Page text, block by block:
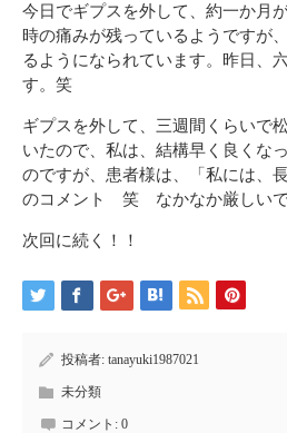
今日でギプスを外して、約一か月
時の痛みが残っているようですが
るようになられています。昨日、
す。笑
ギプスを外して、三週間くらいで
いたので、私は、結構早く良くな
のですが、患者様は、「私には、
のコメント 笑 なかなか厳しいで
次回に続く！！
投稿者: tanayuki1987021
未分類
コメント: 0